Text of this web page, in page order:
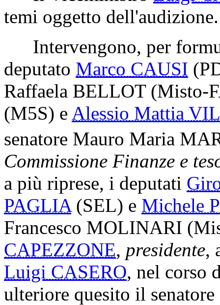
temi oggetto dell'audizione.
Intervengono, per
deputato Marco CAUSI
Raffaela BELLOT (Misto-
(M5S) e Alessio Mattia
senatore Mauro Maria
Commissione Finanze e
a più riprese, i deputati
PAGLIA (SEL) e Michele
Francesco MOLINARI
CAPEZZONE, presidente,
Luigi CASERO, nel corso
ulteriore quesito il senatore